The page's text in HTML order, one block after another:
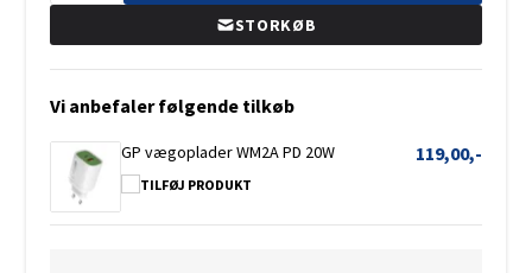
STORKØB
Vi anbefaler følgende tilkøb
GP vægoplader WM2A PD 20W
TILFØJ PRODUKT
119,00,-